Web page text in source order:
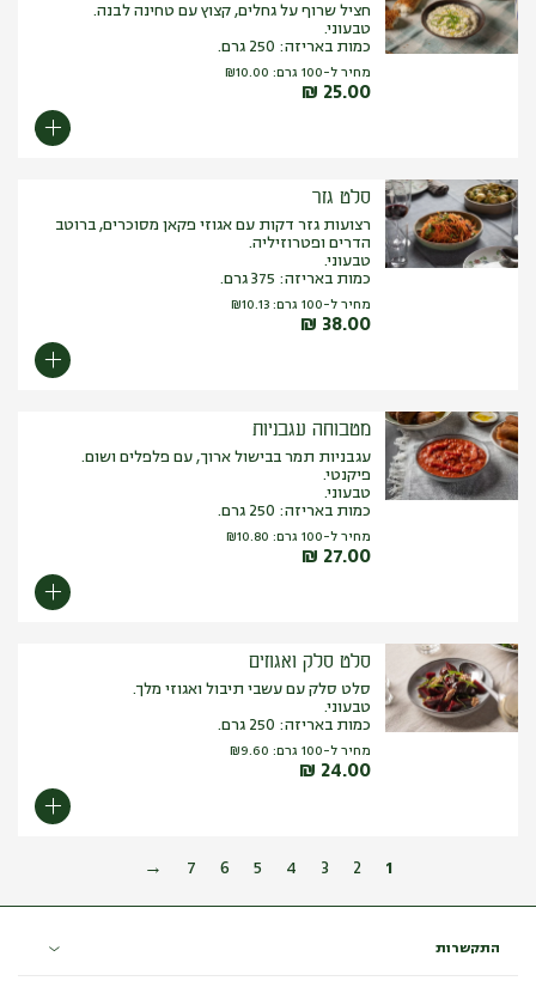
חציל שרוף על גחלים, קצוץ עם טחינה לבנה.
טבעוני.
כמות באריזה: 250 גרם.
מחיר ל-100 גרם: ₪10.00
₪ 25.00
סלט גזר
רצועות גזר דקות עם אגוזי פקאן מסוכרים, ברוטב
הדרים ופטרוזיליה.
טבעוני.
כמות באריזה: 375 גרם.
מחיר ל-100 גרם: ₪10.13
₪ 38.00
מטבוחה עגבניות
עגבניות תמר בבישול ארוך, עם פלפלים ושום.
פיקנטי.
טבעוני.
כמות באריזה: 250 גרם.
מחיר ל-100 גרם: ₪10.80
₪ 27.00
סלט סלק ואגוזים
סלט סלק עם עשבי תיבול ואגוזי מלך.
טבעוני.
כמות באריזה: 250 גרם.
מחיר ל-100 גרם: ₪9.60
₪ 24.00
1
2
3
4
5
6
7
→
התקשרות